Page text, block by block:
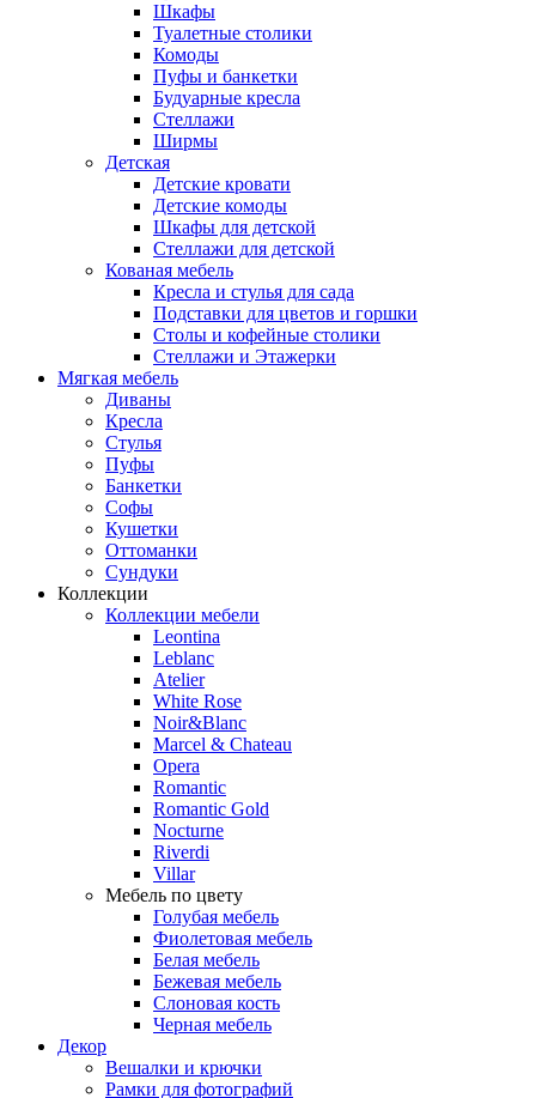
Шкафы
Туалетные столики
Комоды
Пуфы и банкетки
Будуарные кресла
Стеллажи
Ширмы
Детская
Детские кровати
Детские комоды
Шкафы для детской
Стеллажи для детской
Кованая мебель
Кресла и стулья для сада
Подставки для цветов и горшки
Столы и кофейные столики
Стеллажи и Этажерки
Мягкая мебель
Диваны
Кресла
Стулья
Пуфы
Банкетки
Софы
Кушетки
Оттоманки
Сундуки
Коллекции
Коллекции мебели
Leontina
Leblanc
Аtelier
White Rose
Noir&Blanc
Marcel & Chateau
Opera
Romantic
Romantic Gold
Nocturne
Riverdi
Villar
Мебель по цвету
Голубая мебель
Фиолетовая мебель
Белая мебель
Бежевая мебель
Слоновая кость
Черная мебель
Декор
Вешалки и крючки
Рамки для фотографий